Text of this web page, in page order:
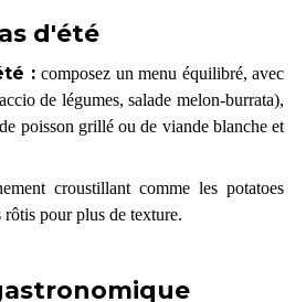
d'été
:composez un menu équilibré, avec
de légumes, salade melon-burrata),
poisson grillé ou de viande blanche et
croustillant comme les potatoes
pour plus de texture.